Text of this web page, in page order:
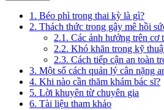
1. Béo phì trong thai kỳ là gì?
2. Thách thức trong gây mê hồi
2.1. Các ảnh hưởng trên cơ
2.2. Khó khăn trong kỹ
2.3. Cách tiếp cận an toàn
3. Một số cách quản lý cân nặng
4. Khi nào cần thăm khám bác sĩ?
5. Lời khuyên từ chuyên gia
6. Tài liệu tham khảo